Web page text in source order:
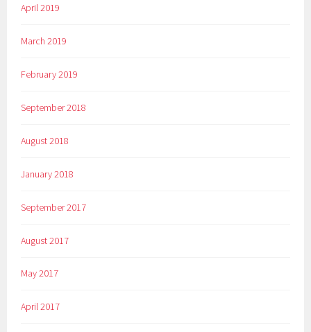
April 2019
March 2019
February 2019
September 2018
August 2018
January 2018
September 2017
August 2017
May 2017
April 2017